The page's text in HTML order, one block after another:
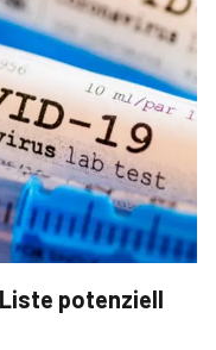
potenziell